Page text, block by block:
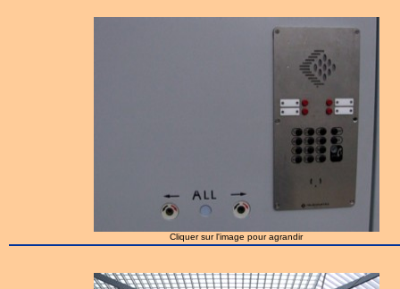
Cliquer sur l'image pour agrandir